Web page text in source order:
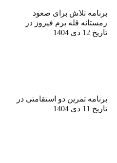
برنامه تلاش برای صعود
زمستانه قله برم فیروز در
تاریخ 12 دی 1404
برنامه تمرین دو استقامتی در
تاریخ 11 دی 1404